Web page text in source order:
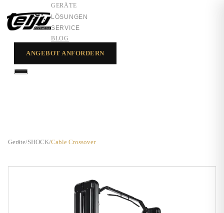
GERÄTE
LÖSUNGEN
SERVICE
BLOG
ANGEBOT ANFORDERN
Geräte/SHOCK/Cable Crossover